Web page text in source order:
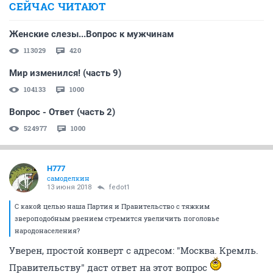
СЕЙЧАС ЧИТАЮТ
Женские слезы...Вопрос к мужчинам
113029 420
Мир изменился! (часть 9)
104133 1000
Вопрос - Ответ (часть 2)
524977 1000
H777
самоделкин
13 июня 2018 fedot1
С какой целью наша Партия и Правительство с тяжким
звероподобным рвением стремится увеличить поголовье
народонаселения?
Уверен, простой конверт с адресом: "Москва. Кремль.
Правительству" даст ответ на этот вопрос